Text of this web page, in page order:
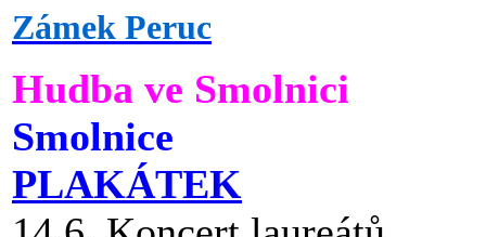
Zámek Peruc
Hudba ve Smolnici
Smolnice
PLAKÁTEK